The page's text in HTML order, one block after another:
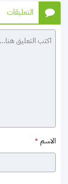
التعليقات
الاسم *